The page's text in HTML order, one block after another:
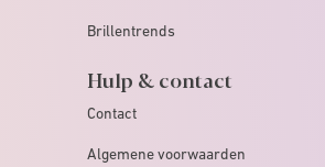
Brillentrends
Hulp & contact
Contact
Algemene voorwaarden